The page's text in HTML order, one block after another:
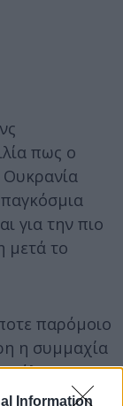
Information
πως ο
Ουκρανία
για την πιο
μετά το
παρόμοιο
η συμμαχία